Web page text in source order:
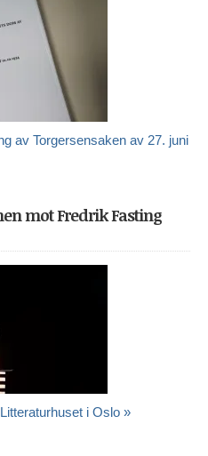
av Torgersensaken av 27. juni
mot Fredrik Fasting
i Oslo »